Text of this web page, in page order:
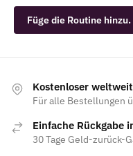
Füge die Routine hinzu.
Kostenloser
Für alle Bestellungen
Einfache Rückgabe
30 Tage Geld-zurück-